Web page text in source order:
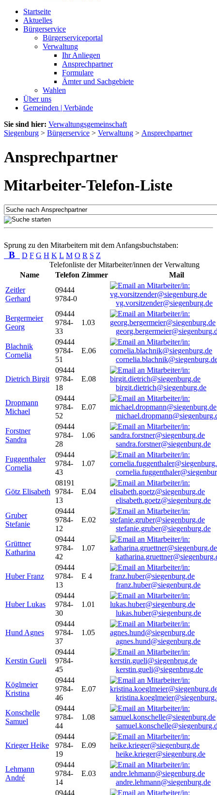
Startseite
Aktuelles
Bürgerservice
Bürgerserviceportal
Verwaltung
Ihr Anliegen
Ansprechpartner
Formulare
Ämter und Sachgebiete
Wahlen
Über uns
Gemeinden | Verbände
Sie sind hier: Verwaltungsgemeinschaft
Siegenburg > Bürgerservice > Verwaltung > Ansprechpartner
Ansprechpartner
Mitarbeiter-Telefon-Liste
Sprung zu den Mitarbeitern mit dem Anfangsbuchstaben:
B D F G H K L M O R S Z
Telefonliste der Mitarbeiter/innen der Verwaltung
Name
Telefon Zimmer
Mail
Zeitler
Gerhard
09444
9784-0
vg.vorsitzender@siegenburg.de
Bergermeier
Georg
09444
9784-
33
1.03
Blachnik
Cornelia
09444
9784-
51
E.06
Dietrich Birgit
09444
9784-
18
E.08
birgit.dietrich@siegenburg.de
Dropmann
Michael
09444
9784-
52
E.07
Forstner
Sandra
09444
9784-
28
1.06
sandra.forstner@siegenburg.de
Fuggenthaler
Cornelia
09444
9784-
43
1.07
Götz Elisabeth
08191
9784-
13
E.04
elisabeth.goetz@siegenburg.de
Gruber
Stefanie
09444
9784-
12
E.02
stefanie.gruber@siegenburg.de
Grüttner
Katharina
09444
9784-
42
1.07
Huber Franz
09444
9784-
13
E 4
franz.huber@siegenburg.de
Huber Lukas
09444
9784-
30
1.01
lukas.huber@siegenburg.de
Hund Agnes
09444
9784-
37
1.05
agnes.hund@siegenburg.de
Kerstin Gueli
09444
9784-
45
kerstin.gueli@siegenbrug.de
Köglmeier
Kristina
09444
9784-
46
E.07
Konschelle
Samuel
09444
9784-
44
1.08
Krieger Heike
09444
9784-
19
E.09
heike.krieger@siegenburg.de
Lehmann
André
09444
9784-
14
E.03
andre.lehmann@siegenburg.de
09444